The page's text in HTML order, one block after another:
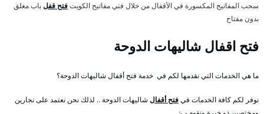
سحب المفاتيح المكسورة في الأقفال من خلال فني مفاتيح الكويتفتح قفلباب مغلق
بدون مفتاح
فتح اقفال شاليهات الدوحة
ما هي الخدمات التي نقدمها لكم في خدمة فتح أقفال شاليهات الدوحة؟
نوفر لكم كافة الخدمات فيفتح أقفال شاليهات الدوحة .. لذلك نحن نعتمد على نجارين